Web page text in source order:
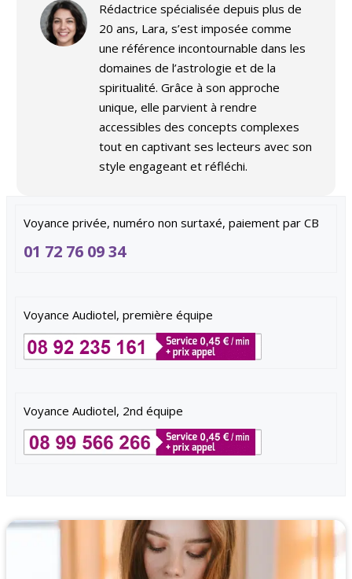
Voyance privée, numéro non surtaxé, paiement par CB
01 72 76 09 34
Voyance Audiotel, première équipe
Voyance Audiotel, 2nd équipe
Rédactrice spécialisée depuis plus de
20 ans, Lara, s’est imposée comme
une référence incontournable dans les
domaines de l’astrologie et de la
spiritualité. Grâce à son approche
unique, elle parvient à rendre
accessibles des concepts complexes
tout en captivant ses lecteurs avec son
style engageant et réfléchi.